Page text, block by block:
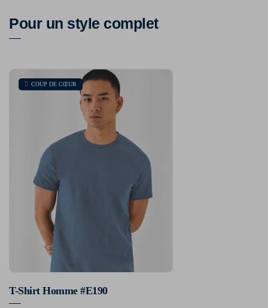
Pour un style complet
COUP DE CŒUR
T-Shirt Homme #E190